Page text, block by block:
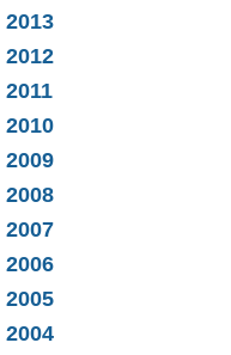
2013
2012
2011
2010
2009
2008
2007
2006
2005
2004